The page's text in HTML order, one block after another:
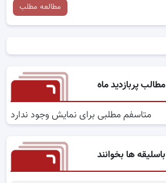
مطالعه مطلب
مطالب پربازدید ماه
متاسفم مطلبی برای نمایش وجود ندارد
باسلیقه ها بخوانند